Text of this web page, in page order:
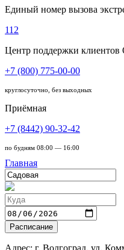
Единый номер вызова
112
Центр поддержки
+7 (800) 775-00-00
круглосуточно, без выходных
Приёмная
+7 (8442) 90-32-42
по будням 08:00 — 16:00
Главная
Адрес: г. Волгоград, ул.